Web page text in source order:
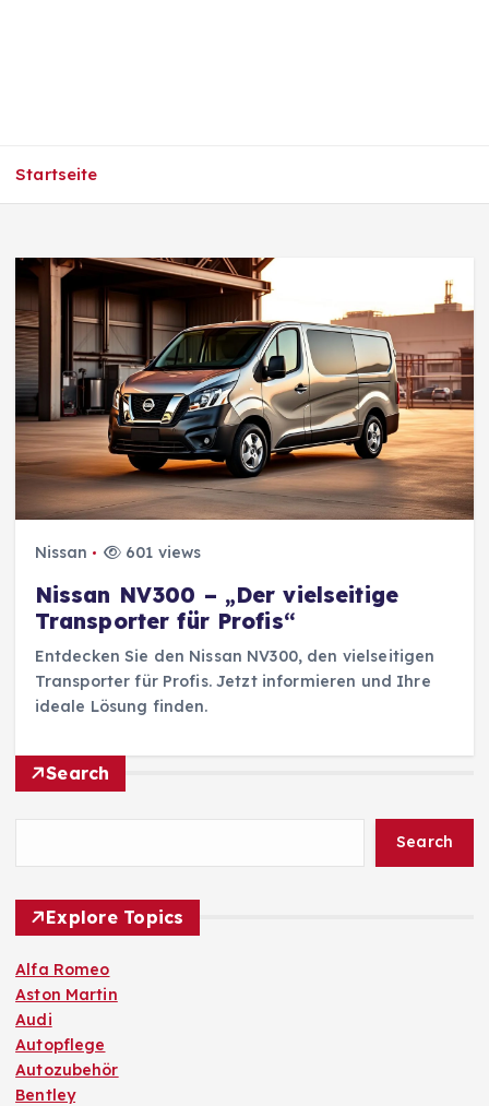
Startseite
Nissan 601 views
Nissan NV300 – „Der vielseitige
Transporter für Profis“
Entdecken Sie den Nissan NV300, den vielseitigen
Transporter für Profis. Jetzt informieren und Ihre
ideale Lösung finden.
Search
Search
Explore Topics
Alfa Romeo
Aston Martin
Audi
Autopflege
Autozubehör
Bentley